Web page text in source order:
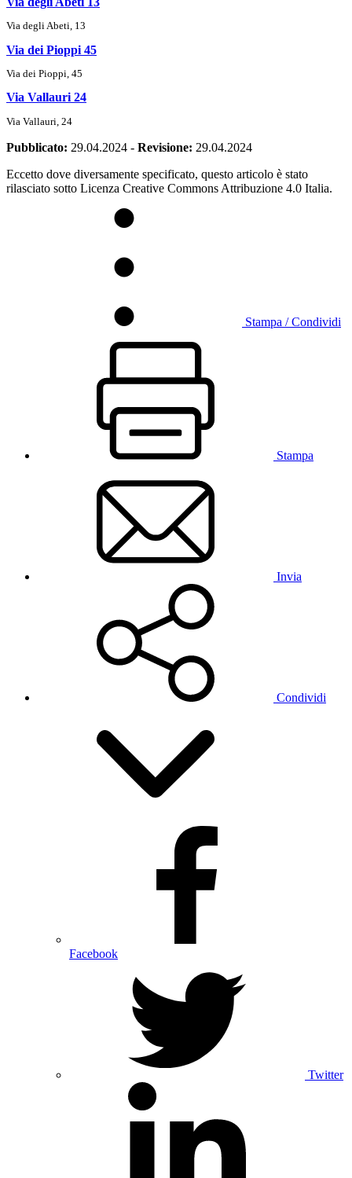
Via degli Abeti, 13
Via dei Pioppi 45
Via dei Pioppi, 45
Via Vallauri 24
Via Vallauri, 24
Pubblicato: 29.04.2024 - Revisione: 29.04.2024
Eccetto dove diversamente specificato, questo articolo è stato
rilasciato sotto Licenza Creative Commons Attribuzione 4.0 Italia.
Stampa / Condividi
Stampa
Invia
Condividi
Facebook
Twitter